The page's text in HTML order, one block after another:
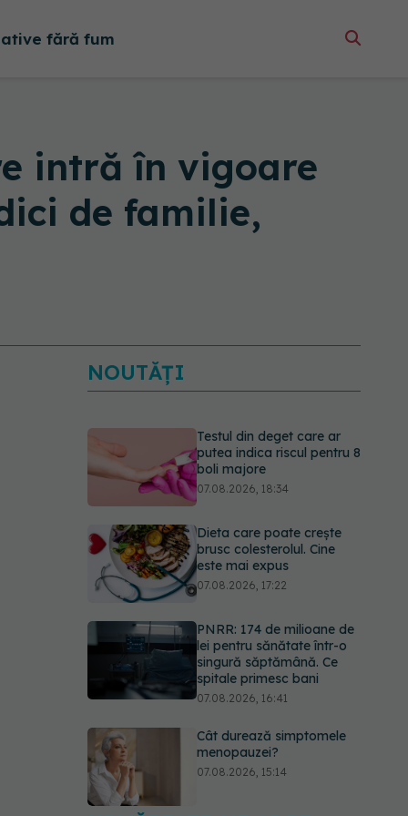
fără fum
intră în vigoare
de familie,
NOUTĂȚI
Testul din deget care ar
putea indica riscul pentru 8
boli majore
07.08.2026, 18:34
Dieta care poate crește
brusc colesterolul. Cine
este mai expus
07.08.2026, 17:22
PNRR: 174 de milioane de
lei pentru sănătate într-o
singură săptămână. Ce
spitale primesc bani
07.08.2026, 16:41
Cât durează simptomele
menopauzei?
07.08.2026, 15:14